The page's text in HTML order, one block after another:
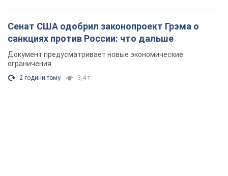
Сенат США одобрил законопроект Грэма о
санкциях против России: что дальше
Документ предусматривает новые экономические
ограничения
2 години тому 3,4 т.